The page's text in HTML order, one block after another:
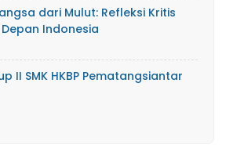
dari Mulut: Refleksi Kritis
Indonesia
II SMK HKBP Pematangsiantar